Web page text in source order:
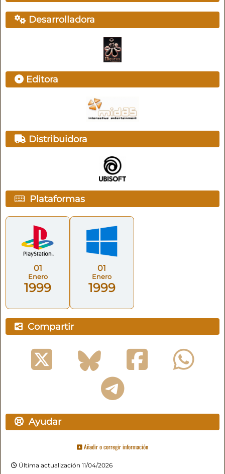
Desarrolladora
Editora
Distribuidora
Plataformas
01
Enero
1999
01
Enero
1999
Compartir
Ayudar
Añadir o corregir información
Última actualización 11/04/2026